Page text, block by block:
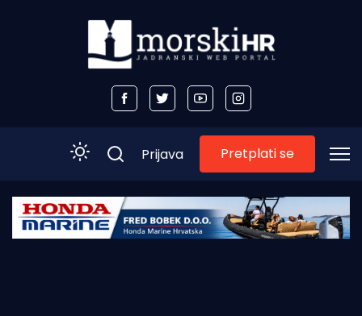
Početna
Prijava Pretplati se